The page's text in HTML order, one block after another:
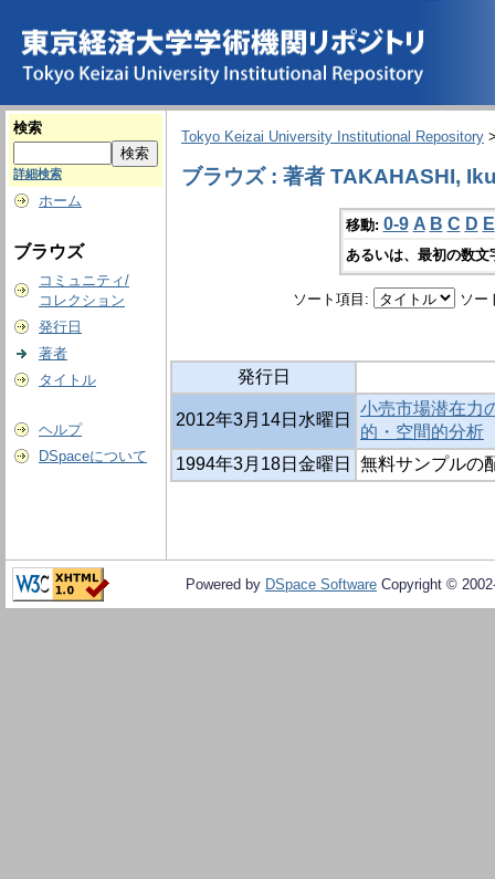
検索
詳細検索
ホーム
ブラウズ
コミュニティ/
コレクション
発行日
著者
タイトル
ヘルプ
DSpaceについて
Tokyo Keizai University Institutional Repository
ブラウズ : 著者 TAKAHASHI,
移動: 0-9 A B C D E
あるいは、最初の数
ソート項目: ソー
発行日
2012年3月14日水曜日
小売市場潜在力
的・空間的分析
1994年3月18日金曜日
無料サンプルの
Powered by DSpace Software Copyright ©